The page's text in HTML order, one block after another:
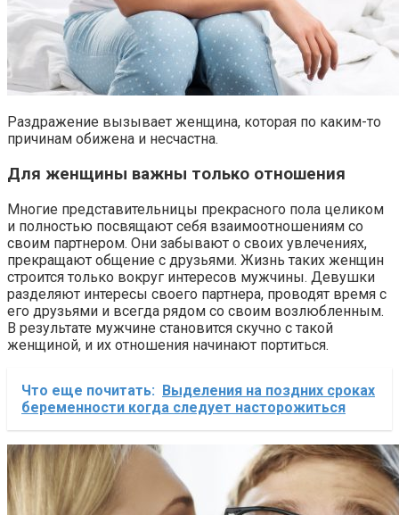
Раздражение вызывает женщина, которая по каким-то
причинам обижена и несчастна.
Для женщины важны только отношения
Многие представительницы прекрасного пола целиком
и полностью посвящают себя взаимоотношениям со
своим партнером. Они забывают о своих увлечениях,
прекращают общение с друзьями. Жизнь таких женщин
строится только вокруг интересов мужчины. Девушки
разделяют интересы своего партнера, проводят время с
его друзьями и всегда рядом со своим возлюбленным.
В результате мужчине становится скучно с такой
женщиной, и их отношения начинают портиться.
Что еще почитать: Выделения на поздних сроках
беременности когда следует насторожиться